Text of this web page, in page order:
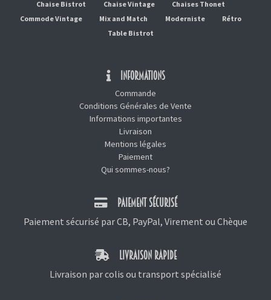
Chaise Bistrot
Chaise Vintage
Chaises Thonet
Commode Vintage
Mix and Match Moderniste
Rétro
Table Bistrot
INFORMATIONS
Commande
Conditions Générales de Vente
Informations importantes
Livraison
Mentions légales
Paiement
Qui sommes-nous?
PAIEMENT SÉCURISÉ
Paiement sécurisé par CB, PayPal, Virement ou Chèque
LIVRAISON RAPIDE
Livraison par colis ou transport spécialisé